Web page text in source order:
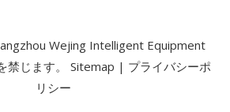
Wejing Intelligent Equipment
禁じます。 Sitemap | プライバシーポ
リシー